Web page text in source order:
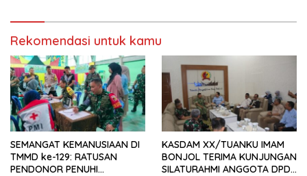
Rekomendasi untuk kamu
SEMANGAT KEMANUSIAAN DI
TMMD ke-129: RATUSAN
PENDONOR PENUHI
KASDAM XX/TUANKU IMAM
BONJOL TERIMA KUNJUNGAN
SILATURAHMI ANGGOTA DPD